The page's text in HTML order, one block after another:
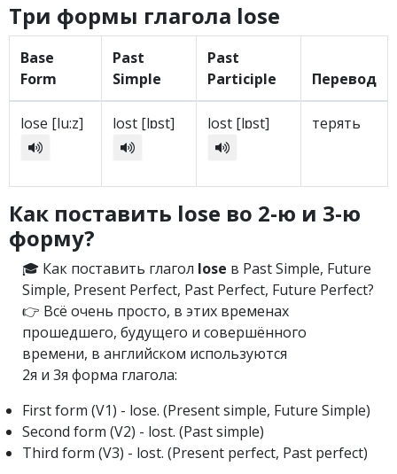
Три формы глагола lose
Base
Form
Past
Simple
Past
Participle
Перевод
lose [lu:z] lost [lɒst] lost [lɒst] терять
Как поставить lose во 2-ю и 3-ю
форму?
🎓 Как поставить глагол lose в Past Simple, Future
Simple, Present Perfect, Past Perfect, Future Perfect?
👉 Всё очень просто, в этих временах
прошедшего, будущего и совершённого
времени, в английском используются
2я и 3я форма глагола:
First form (V1) - lose. (Present simple, Future Simple)
Second form (V2) - lost. (Past simple)
Third form (V3) - lost. (Present perfect, Past perfect)